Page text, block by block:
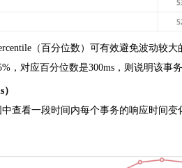
（百分位数）可有效避免波动较大
，对应百分位数是300ms，则说明该事
查看一段时间内每个事务的响应时间变